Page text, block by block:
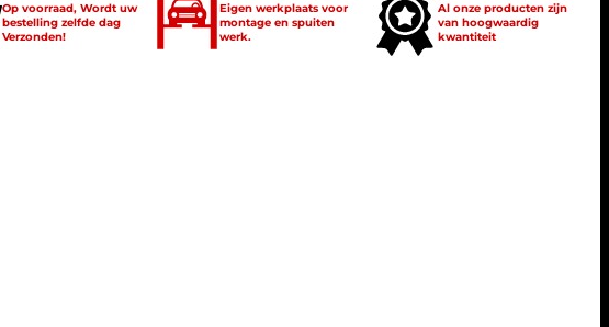
Op voorraad, Wordt uw
bestelling zelfde dag
Verzonden!
Eigen werkplaats voor
montage en spuiten
werk.
Al onze producten zijn
van hoogwaardig
kwantiteit